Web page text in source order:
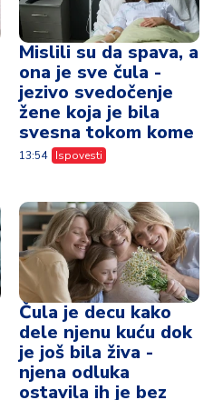
Mislili su da spava, a
ona je sve čula -
jezivo svedočenje
žene koja je bila
svesna tokom kome
13:54 Ispovesti
Čula je decu kako
dele njenu kuću dok
je još bila živa -
njena odluka
ostavila ih je bez